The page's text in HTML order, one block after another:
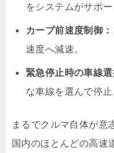
をシステムがサポー
カーブ前速度制御：
速度へ減速。
緊急停止時の車線選
な車線を選んで停止
まるでクルマ自体が意
国内のほとんどの高速